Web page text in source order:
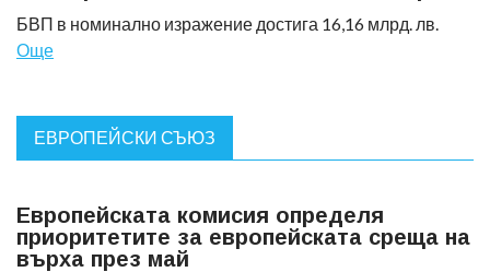
БВП в номинално изражение достига 16,16 млрд. лв.
Още
ЕВРОПЕЙСКИ СЪЮЗ
Европейската комисия определя
приоритетите за европейската среща на
върха през май